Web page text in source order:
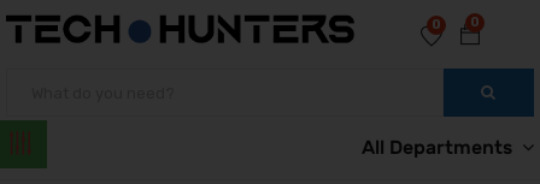
0
0
All Departments